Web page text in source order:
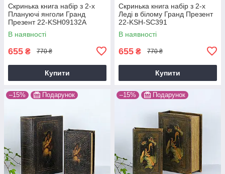
Скринька книга набір з 2-х
Плануючі янголи Гранд
Презент 22-KSH09132A
В наявності
655 ₴ 770 ₴
Купити
Скринька книга набір з 2-х
Леді в білому Гранд Презент
22-KSH-SC391
В наявності
655 ₴ 770 ₴
Купити
–15% Подарунок –15% Подарунок